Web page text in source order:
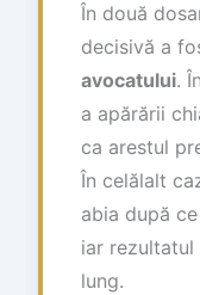
În două
decisivă a
avocatului.
a apărării
ca arestul
În celălalt
abia după
iar
lung.